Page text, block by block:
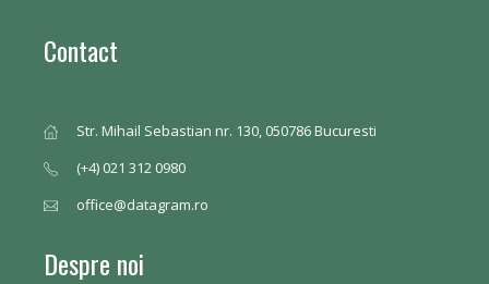
Contact
Str. Mihail Sebastian nr. 130, 050786 Bucuresti
(+4) 021 312 0980
office@datagram.ro
Despre noi